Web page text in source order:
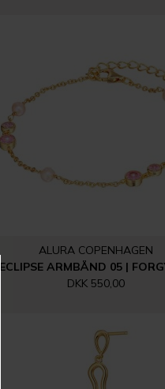
ALURA COPENHAGEN
ECLIPSE ARMBÅND 05 |
DKK 550,00